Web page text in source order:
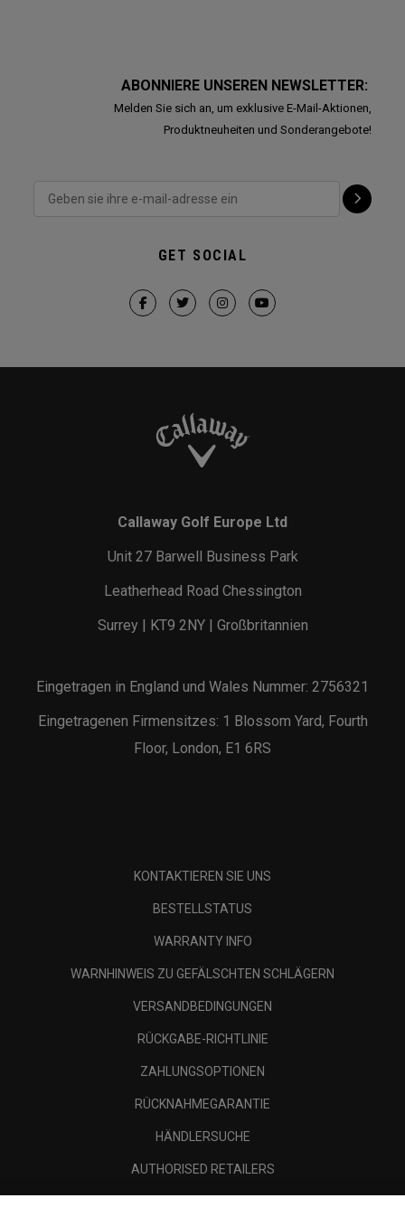
ABONNIERE UNSEREN NEWSLETTER:
Melden Sie sich an, um exklusive E-Mail-Aktionen,
Produktneuheiten und Sonderangebote!
GET SOCIAL
Callaway Golf Europe Ltd
Unit 27 Barwell Business Park
Leatherhead Road Chessington
Surrey | KT9 2NY | Großbritannien
Eingetragen in England und Wales Nummer: 2756321
Eingetragenen Firmensitzes: 1 Blossom Yard, Fourth
Floor, London, E1 6RS
KONTAKTIEREN SIE UNS
BESTELLSTATUS
WARRANTY INFO
WARNHINWEIS ZU GEFÄLSCHTEN SCHLÄGERN
VERSANDBEDINGUNGEN
RÜCKGABE-RICHTLINIE
ZAHLUNGSOPTIONEN
RÜCKNAHMEGARANTIE
HÄNDLERSUCHE
AUTHORISED RETAILERS